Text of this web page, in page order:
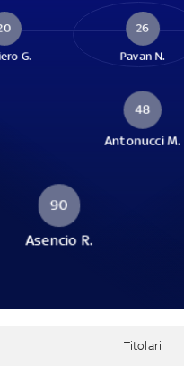
G.
26
Pavan N.
48
Antonucci M.
90
Asencio R.
Titolari